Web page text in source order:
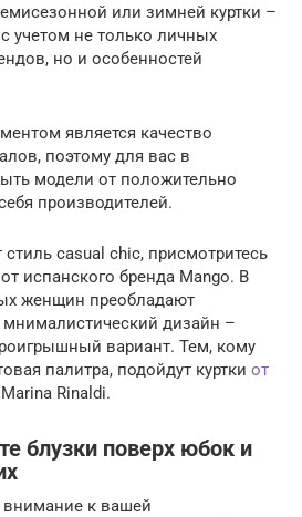
или зимней куртки –
учетом не только личных
но и особенностей
является качество
поэтому для вас в
модели от положительно
производителей.
casual chic, присмотритесь
испанского бренда Mango. В
женщин преобладают
дизайн –
вариант. Тем, кому
палитра, подойдут куртки от
Marina Rinaldi.
блузки поверх юбок и
внимание к вашей